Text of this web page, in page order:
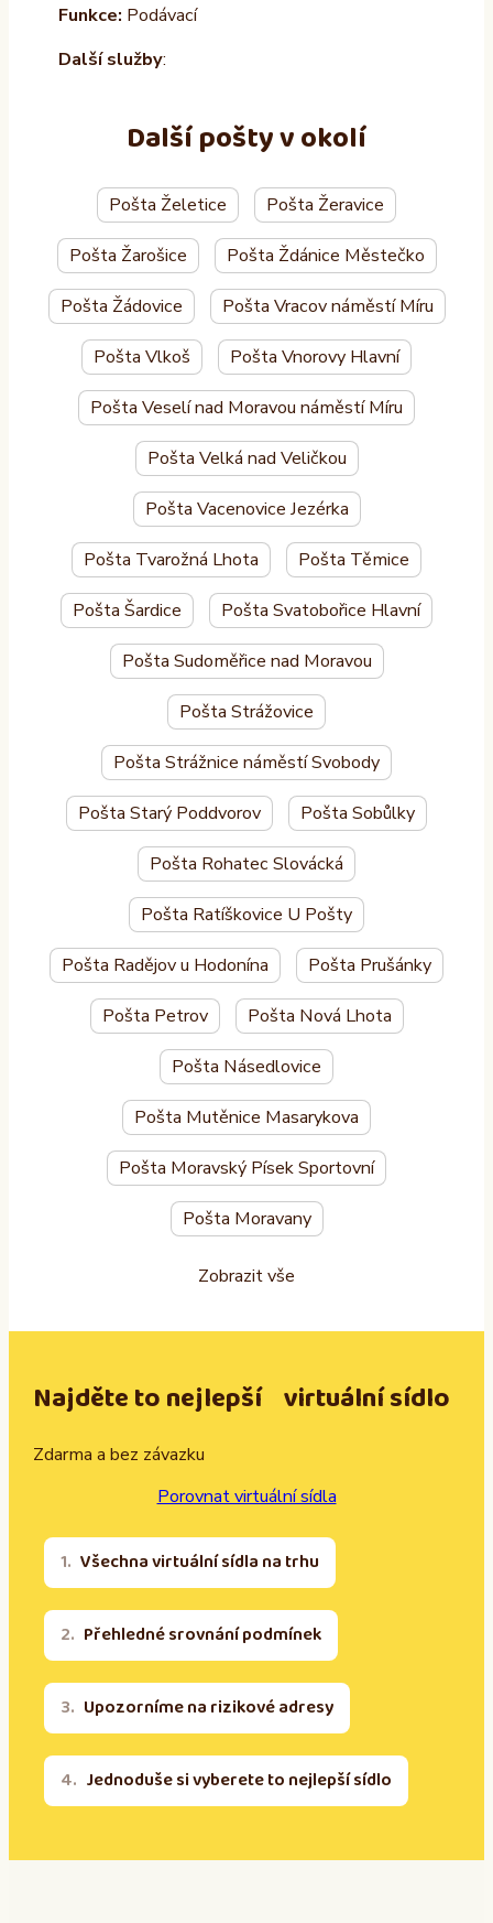
Funkce: Podávací
Další služby:
Další pošty v okolí
Pošta Želetice Pošta Žeravice
Pošta Žarošice Pošta Ždánice Městečko
Pošta Žádovice Pošta Vracov náměstí Míru
Pošta Vlkoš Pošta Vnorovy Hlavní
Pošta Veselí nad Moravou náměstí Míru
Pošta Velká nad Veličkou
Pošta Vacenovice Jezérka
Pošta Tvarožná Lhota Pošta Těmice
Pošta Šardice Pošta Svatobořice Hlavní
Pošta Sudoměřice nad Moravou
Pošta Strážovice
Pošta Strážnice náměstí Svobody
Pošta Starý Poddvorov Pošta Sobůlky
Pošta Rohatec Slovácká
Pošta Ratíškovice U Pošty
Pošta Radějov u Hodonína Pošta Prušánky
Pošta Petrov Pošta Nová Lhota
Pošta Násedlovice
Pošta Mutěnice Masarykova
Pošta Moravský Písek Sportovní
Pošta Moravany
Zobrazit vše
Najděte to nejlepší virtuální sídlo
Zdarma a bez závazku
Porovnat virtuální sídla
Všechna virtuální sídla na trhu
Přehledné srovnání podmínek
Upozorníme na rizikové adresy
Jednoduše si vyberete to nejlepší sídlo